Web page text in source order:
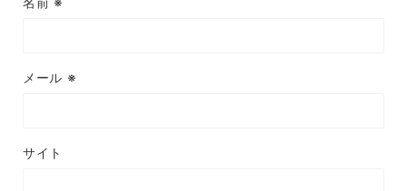
メール ※
サイト